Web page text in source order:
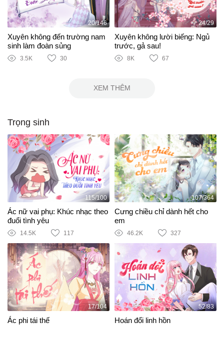
20/146
Xuyên không đến trường nam
sinh làm đoàn sủng
3.5K 30
24/29
Xuyên không lười biếng: Ngủ
trước, gả sau!
8K 67
XEM THÊM
Trọng sinh
115/100
Ác nữ vai phụ: Khúc nhạc theo
đuổi tình yêu
14.5K 117
107/364
Cưng chiều chỉ dành hết cho
em
46.2K 327
17/104
Ác phi tái thế
52/83
Hoán đổi linh hồn